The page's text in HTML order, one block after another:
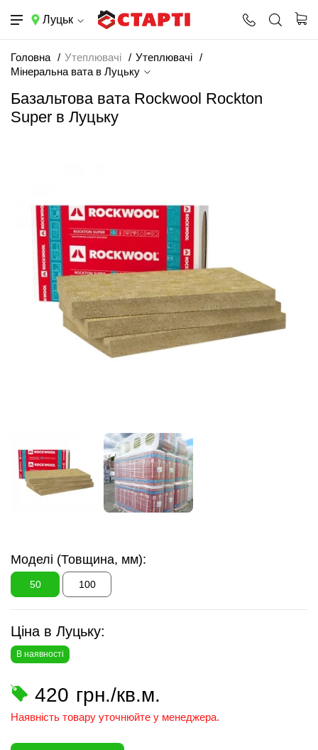
Луцьк
Головна Утеплювачі
Утеплювачі
Мінеральна вата в Луцьку
Базальтова вата Rockwool Rockton
Super в Луцьку
Моделі (Товщина, мм):
50 100
Ціна в Луцьку:
В наявності
420 грн./кв.м.
Наявність товару уточнюйте у менеджера.